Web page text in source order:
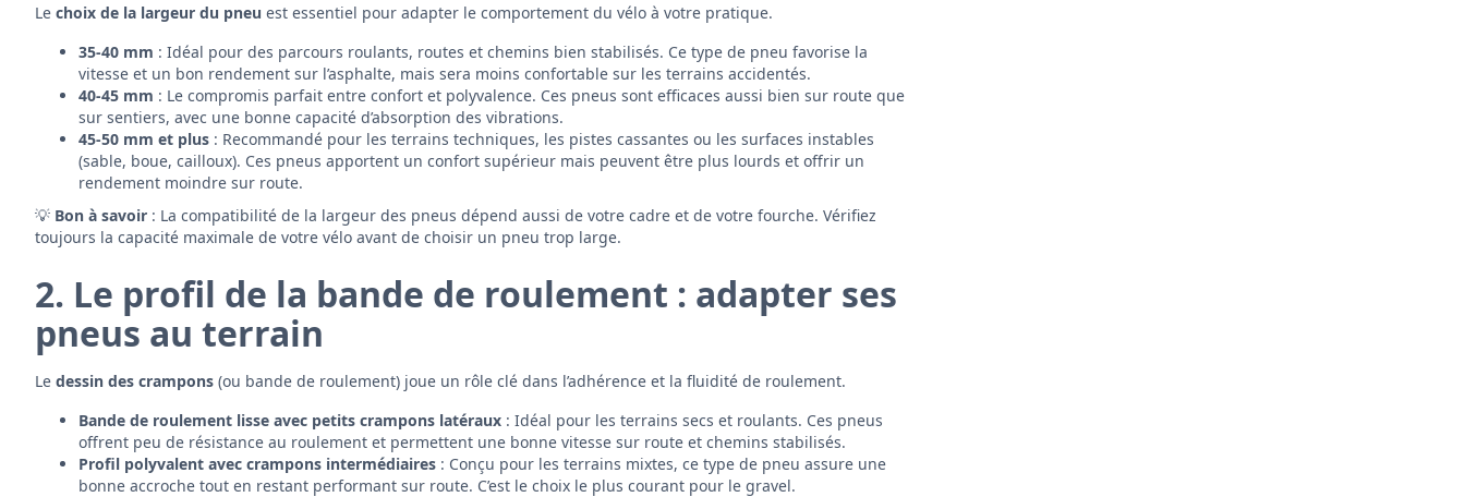
Le choix de la largeur du pneu est essentiel pour adapter le comportement du vélo à votre pratique.
35-40 mm : Idéal pour des parcours roulants, routes et chemins bien stabilisés. Ce type de pneu favorise la
vitesse et un bon rendement sur l’asphalte, mais sera moins confortable sur les terrains accidentés.
40-45 mm : Le compromis parfait entre confort et polyvalence. Ces pneus sont efficaces aussi bien sur route que
sur sentiers, avec une bonne capacité d’absorption des vibrations.
45-50 mm et plus : Recommandé pour les terrains techniques, les pistes cassantes ou les surfaces instables
(sable, boue, cailloux). Ces pneus apportent un confort supérieur mais peuvent être plus lourds et offrir un
rendement moindre sur route.
💡 Bon à savoir : La compatibilité de la largeur des pneus dépend aussi de votre cadre et de votre fourche. Vérifiez
toujours la capacité maximale de votre vélo avant de choisir un pneu trop large.
2. Le profil de la bande de roulement : adapter ses
pneus au terrain
Le dessin des crampons (ou bande de roulement) joue un rôle clé dans l’adhérence et la fluidité de roulement.
Bande de roulement lisse avec petits crampons latéraux : Idéal pour les terrains secs et roulants. Ces pneus
offrent peu de résistance au roulement et permettent une bonne vitesse sur route et chemins stabilisés.
Profil polyvalent avec crampons intermédiaires : Conçu pour les terrains mixtes, ce type de pneu assure une
bonne accroche tout en restant performant sur route. C’est le choix le plus courant pour le gravel.